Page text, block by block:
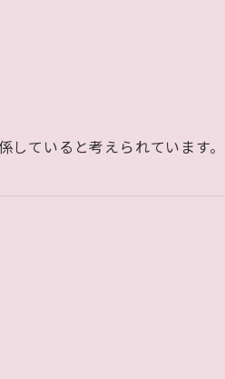
ていると考えられています。